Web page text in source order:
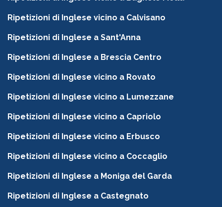
Ripetizioni di Inglese vicino a Calvisano
Ripetizioni di Inglese a Sant'Anna
Ripetizioni di Inglese a Brescia Centro
Ripetizioni di Inglese vicino a Rovato
Ripetizioni di Inglese vicino a Lumezzane
Ripetizioni di Inglese vicino a Capriolo
Ripetizioni di Inglese vicino a Erbusco
Ripetizioni di Inglese vicino a Coccaglio
Ripetizioni di Inglese a Moniga del Garda
Ripetizioni di Inglese a Castegnato